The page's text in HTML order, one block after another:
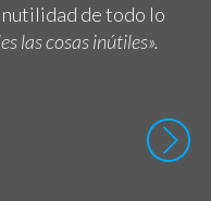
de todo lo
las cosas inútiles».